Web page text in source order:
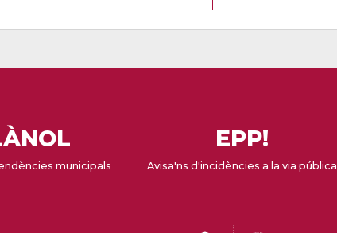
municipals
EPP!
Avisa'ns d'incidències a la via pública